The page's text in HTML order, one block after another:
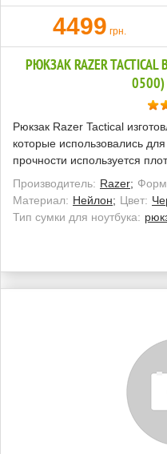
4499 грн.
РЮКЗАК RAZER
Рюкзак Razer Tactical
которые использовались
прочности используется
Производитель: Razer;
Материал: Нейлон; Цвет:
Тип сумки для ноутбука: